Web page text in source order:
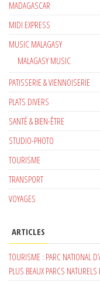
MADAGASCAR
MIDI EXPRESS
MUSIC MALAGASY
MALAGASY MUSIC
PATISSERIE & VIENNOISERIE
PLATS DIVERS
SANTÉ & BIEN-ÊTRE
STUDIO-PHOTO
TOURISME
TRANSPORT
VOYAGES
ARTICLES
TOURISME : PARC NATIONAL
PLUS BEAUX PARCS